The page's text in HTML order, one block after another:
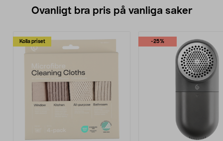
Ovanligt bra pris på vanliga saker
Kolla priset -25%